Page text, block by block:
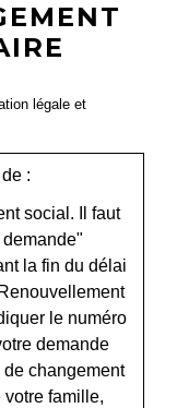
légale et
:
social. Il faut
la fin du délai
le numéro
demande
de changement
famille,